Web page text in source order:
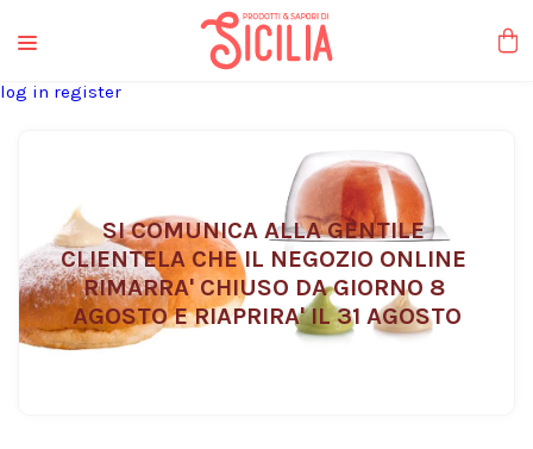
liquori tipici
log in register
SI COMUNICA ALLA GENTILE
CLIENTELA CHE IL NEGOZIO ONLINE
RIMARRA' CHIUSO DA GIORNO 8
AGOSTO E RIAPRIRA' IL 31 AGOSTO